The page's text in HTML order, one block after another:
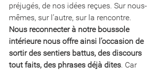
préjugés, de nos idées reçues. Sur nous-
mêmes, sur l’autre, sur la rencontre.
Nous reconnecter à notre boussole
intérieure nous offre ainsi l’occasion de
sortir des sentiers battus, des discours
tout faits, des phrases déjà dites. Car